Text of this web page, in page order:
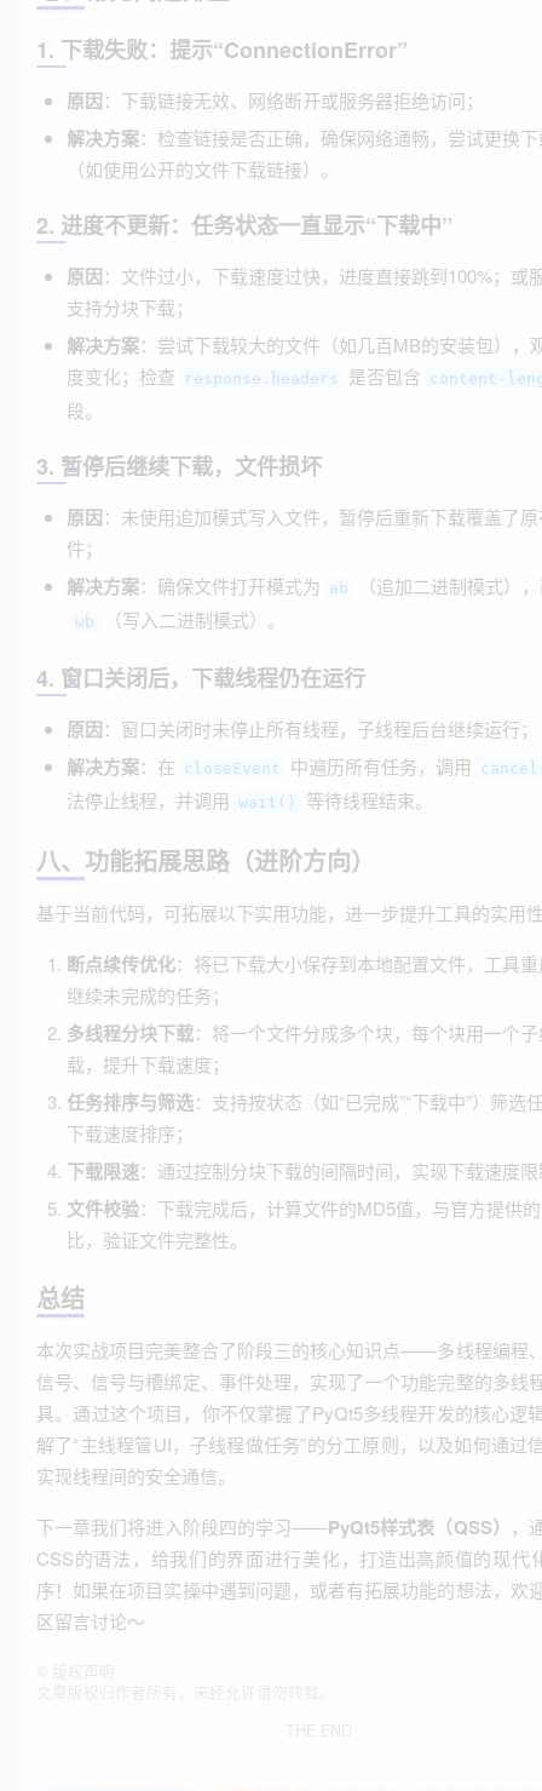
1. 下载失败：提示“ConnectionError”
原因：下载链接无效、网络断开或服务器拒绝访问；
解决方案：检查链接是否正确，确保网络通畅，尝试更换
（如使用公开的文件下载链接）。
2. 进度不更新：任务状态一直显示“下载中”
原因：文件过小，下载速度过快，进度直接跳到100%；或
支持分块下载；
解决方案：尝试下载较大的文件（如几百MB的安装包），
度变化；检查
response.headers 是否包含 content-
段。
3. 暂停后继续下载，文件损坏
原因：未使用追加模式写入文件，暂停后重新下载覆盖了
件；
解决方案：确保文件打开模式为 ab （追加二进制模式）
wb （写入二进制模式）。
4. 窗口关闭后，下载线程仍在运行
原因：窗口关闭时未停止所有线程，子线程后台继续运行；
解决方案：在 closeEvent 中遍历所有任务，调用
法停止线程，并调用 wait() 等待线程结束。
八、功能拓展思路（进阶方向）
基于当前代码，可拓展以下实用功能，进一步提升工具的实用
断点续传优化：将已下载大小保存到本地配置文件，工具
继续未完成的任务；
多线程分块下载：将一个文件分成多个块，每个块用一个
载，提升下载速度；
任务排序与筛选：支持按状态（如“已完成”“下载中”）筛选
下载速度排序；
下载限速：通过控制分块下载的间隔时间，实现下载速度
文件校验：下载完成后，计算文件的MD5值，与官方提供
比，验证文件完整性。
总结
本次实战项目完美整合了阶段三的核心知识点——多线程编程
信号、信号与槽绑定、事件处理，实现了一个功能完整的多线
具。通过这个项目，你不仅掌握了PyQt5多线程开发的核心逻
解了“主线程管UI，子线程做任务”的分工原则，以及如何通过
实现线程间的安全通信。
下一章我们将进入阶段四的学习——PyQt5样式表（QSS）
，
CSS的语法，给我们的界面进行美化，打造出高颜值的现代
序！如果在项目实操中遇到问题，或者有拓展功能的想法，欢
区留言讨论～